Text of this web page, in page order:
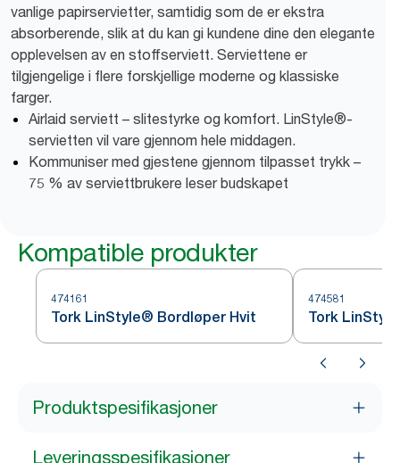
vanlige papirservietter, samtidig som de er ekstra
absorberende, slik at du kan gi kundene dine den elegante
opplevelsen av en stoffserviett. Serviettene er
tilgjengelige i flere forskjellige moderne og klassiske
farger.
Airlaid serviett – slitestyrke og komfort. LinStyle®-
servietten vil vare gjennom hele middagen.
Kommuniser med gjestene gjennom tilpasset trykk –
75 % av serviettbrukere leser budskapet
Kompatible produkter
474161
Tork LinStyle® Bordløper Hvit
474581
Tork
Produktspesifikasjoner
Leveringsspesifikasjoner